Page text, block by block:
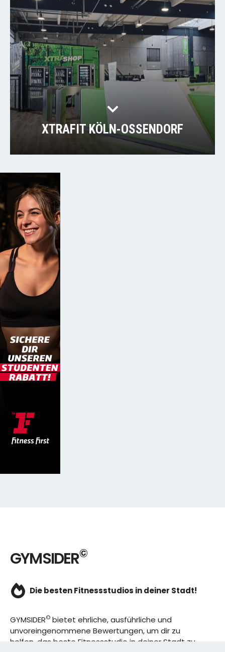
XTRAFIT KÖLN-OSSENDORF
GYMSIDER©
Die besten Fitnessstudios in deiner Stadt!
GYMSIDER© bietet ehrliche, ausführliche und
unvoreingenommene Bewertungen, um dir zu
helfen, das beste Fitnessstudio in deiner Stadt zu